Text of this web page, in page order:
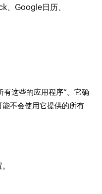
、Google日历、
这些的应用程序”。它确
不会使用它提供的所有